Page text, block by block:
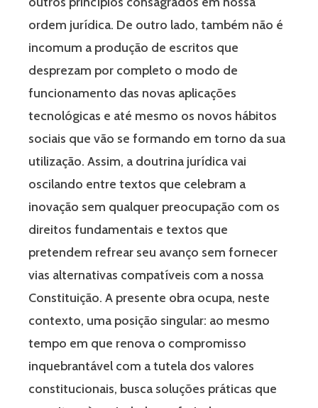
ordem jurídica. De outro lado, também não é
incomum a produção de escritos que
desprezam por completo o modo de
funcionamento das novas aplicações
tecnológicas e até mesmo os novos hábitos
sociais que vão se formando em torno da sua
utilização. Assim, a doutrina jurídica vai
oscilando entre textos que celebram a
inovação sem qualquer preocupação com os
direitos fundamentais e textos que
pretendem refrear seu avanço sem fornecer
vias alternativas compatíveis com a nossa
Constituição. A presente obra ocupa, neste
contexto, uma posição singular: ao mesmo
tempo em que renova o compromisso
inquebrantável com a tutela dos valores
constitucionais, busca soluções práticas que